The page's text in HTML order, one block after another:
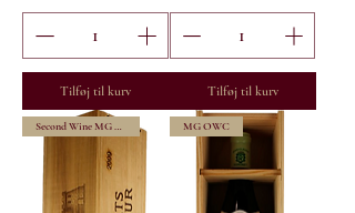
Tilføj til kurv Tilføj til kurv
Second Wine MG OWC MG OWC